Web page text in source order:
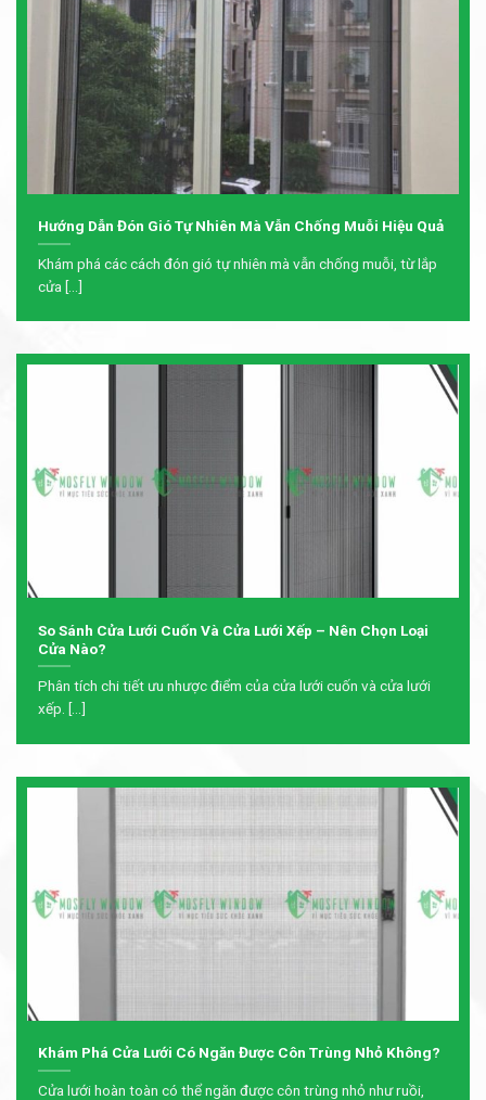
Hướng Dẫn Đón Gió Tự Nhiên Mà Vẫn Chống Muỗi Hiệu Quả
Khám phá các cách đón gió tự nhiên mà vẫn chống muỗi, từ lắp
cửa [...]
So Sánh Cửa Lưới Cuốn Và Cửa Lưới Xếp – Nên Chọn Loại
Cửa Nào?
Phân tích chi tiết ưu nhược điểm của cửa lưới cuốn và cửa lưới
xếp. [...]
Khám Phá Cửa Lưới Có Ngăn Được Côn Trùng Nhỏ Không?
Cửa lưới hoàn toàn có thể ngăn được côn trùng nhỏ như ruồi,